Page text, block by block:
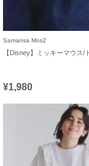
Samansa Mos2
¥1,980